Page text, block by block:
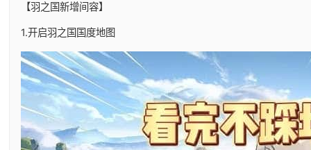
【羽之国新增间容】
1.开启羽之国国度地图